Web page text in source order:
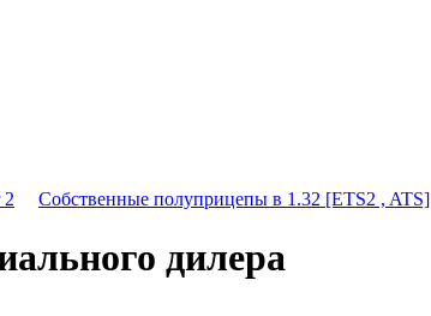
2 Собственные полуприцепы в 1.32 [ETS2 , ATS]
дилера